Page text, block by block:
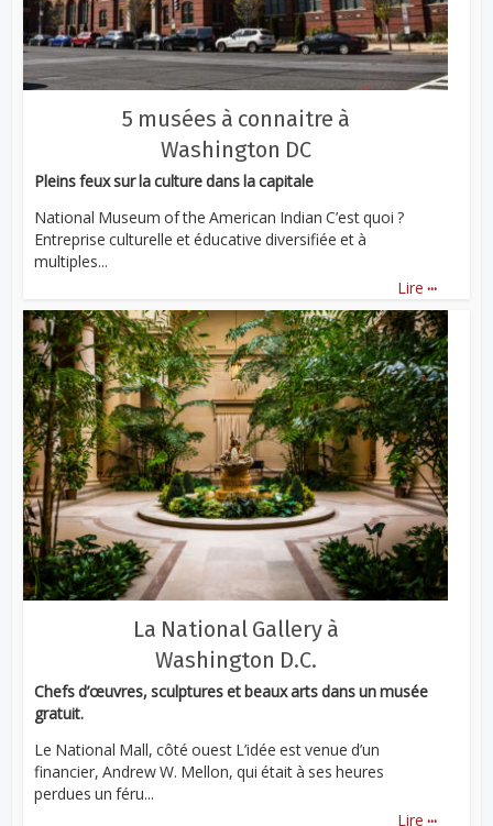
5 musées à connaitre à
Washington DC
Pleins feux sur la culture dans la capitale
National Museum of the American Indian C’est quoi ?
Entreprise culturelle et éducative diversifiée et à
multiples...
Lire ...
La National Gallery à
Washington D.C.
Chefs d’œuvres, sculptures et beaux arts dans un musée
gratuit.
Le National Mall, côté ouest L’idée est venue d’un
financier, Andrew W. Mellon, qui était à ses heures
perdues un féru...
Lire ...